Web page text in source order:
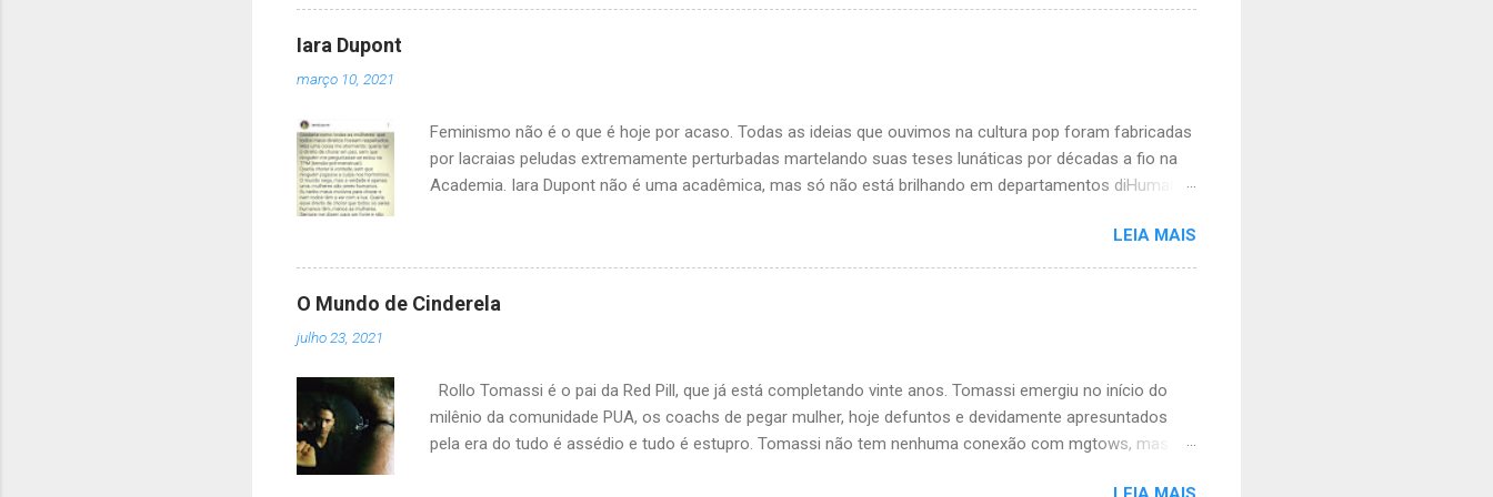
outro no meio, como o do insistente e pedante homem hetero branco privilegiado. Se é para rir eu não
Iara Dupont
março 10, 2021
Feminismo não é o que é hoje por acaso. Todas as ideias que ouvimos na cultura pop foram fabricadas
por lacraias peludas extremamente perturbadas martelando suas teses lunáticas por décadas a fio na
Academia. Iara Dupont não é uma acadêmica, mas só não está brilhando em departamentos diHumanas
falta: borderline, esquizofrênica, completamente desconectada da realidade, cheia de neuroses, incapaz
de pensar logicamente, espatifada violentamente no the wall e com muita vontade de odiar macho,
Dupont tem todas as virtudes necessárias para ser uma lacraia top influente no meio acadêmico. Não
LEIA MAIS
O Mundo de Cinderela
julho 23, 2021
Rollo Tomassi é o pai da Red Pill, que já está completando vinte anos. Tomassi emergiu no início do
milênio da comunidade PUA, os coachs de pegar mulher, hoje defuntos e devidamente apresuntados
pela era do tudo é assédio e tudo é estupro. Tomassi não tem nenhuma conexão com mgtows, mas